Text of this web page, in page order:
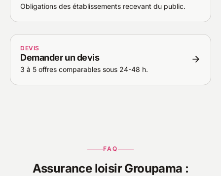
Obligations des établissements recevant du public.
DEVIS
Demander un devis
3 à 5 offres comparables sous 24-48 h.
FAQ
Assurance loisir Groupama :